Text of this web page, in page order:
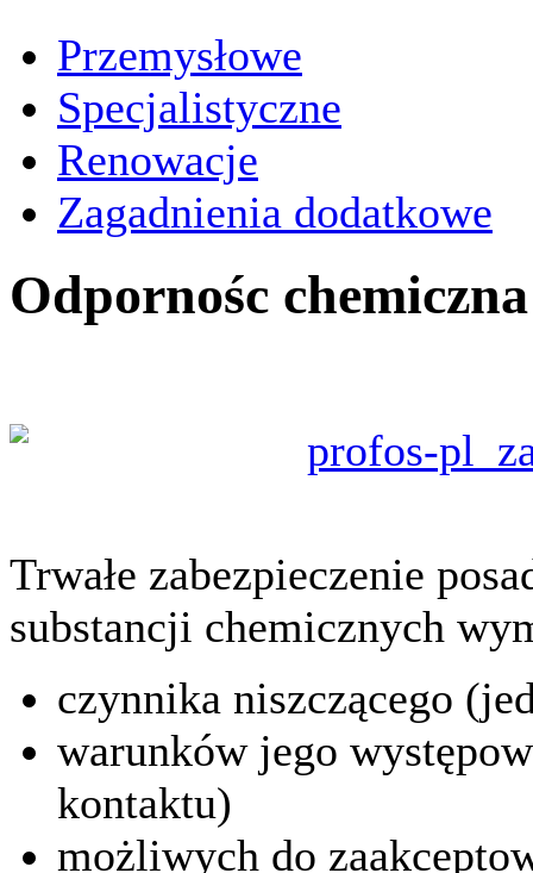
Przemysłowe
Specjalistyczne
Renowacje
Zagadnienia dodatkowe
Odpornośc chemiczna
Trwałe zabezpieczenie
substancji chemicznych
czynnika niszczącego
warunków jego
kontaktu)
możliwych do